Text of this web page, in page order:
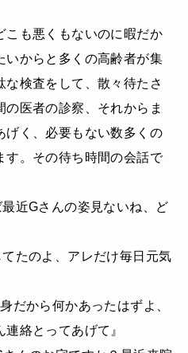
こも悪くもないのに暇だか
いからと多くの高齢者が集
な検査をして、散々待たさ
の医者の診察、それからま
げく、必要もない数多くの
す。その待ち時間の会話で
近Gさんの姿見ないね、ど
たのよ、アレだけ毎日元気
だから何かあったはずよ、
絡とってあげて』